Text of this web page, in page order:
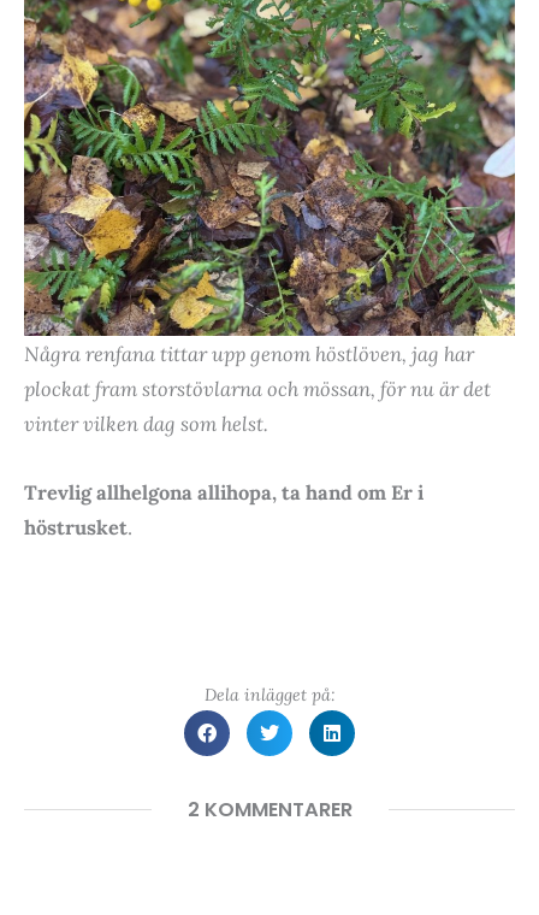
Några renfana tittar upp genom höstlöven, jag har
plockat fram storstövlarna och mössan, för nu är det
vinter vilken dag som helst.
Trevlig allhelgona allihopa, ta hand om Er i
höstrusket.
Dela inlägget på:
2 KOMMENTARER